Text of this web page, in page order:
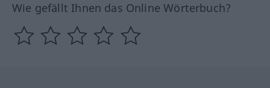
Wie gefällt Ihnen das Online Wörterbuch?